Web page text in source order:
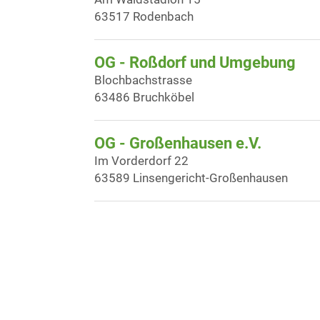
63517 Rodenbach
OG - Roßdorf und Umgebung
Blochbachstrasse
63486 Bruchköbel
OG - Großenhausen e.V.
Im Vorderdorf 22
63589 Linsengericht-Großenhausen